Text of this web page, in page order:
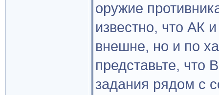
оружие
известно, что АК
внешне, но и по
представьте, что
задания рядом с